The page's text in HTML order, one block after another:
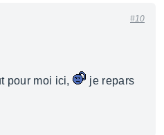
#10
pour moi ici,
je repars